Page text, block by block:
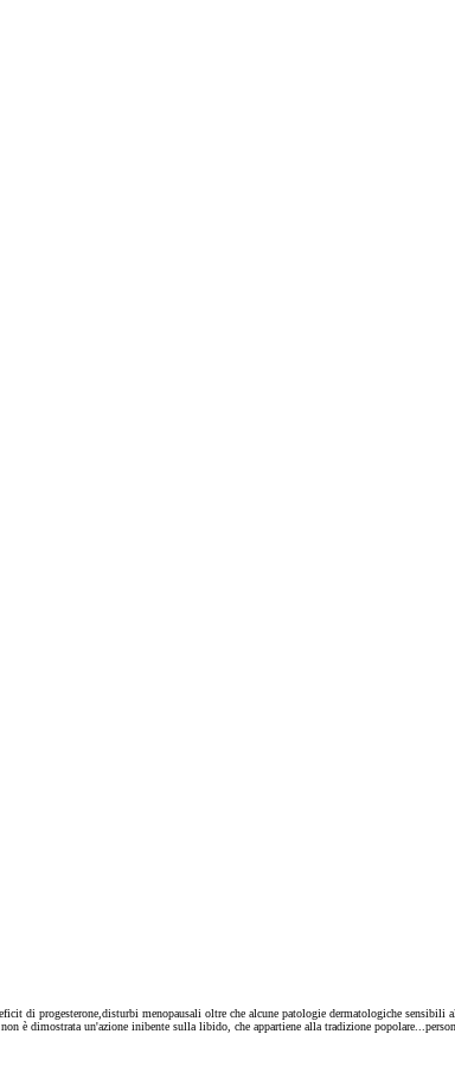
di progesterone,disturbi menopausali oltre che alcune patologie dermatologiche
è dimostrata un'azione inibente sulla libido, che appartiene alla tradizione